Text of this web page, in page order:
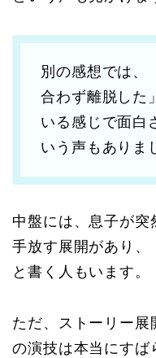
別の感想では、
合わず離脱した
いる感じで面白
いう声もありま
中盤には、息子が
手放す展開があり、
と書く人もいます。
ただ、ストーリー
の演技は本当にすば